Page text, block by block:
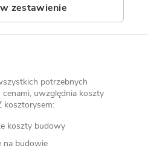
zestawienie
potrzebnych
uwzględnia koszty
kosztorysem:
koszty budowy
na budowie